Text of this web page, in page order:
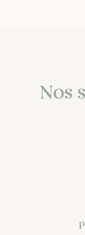
Nos